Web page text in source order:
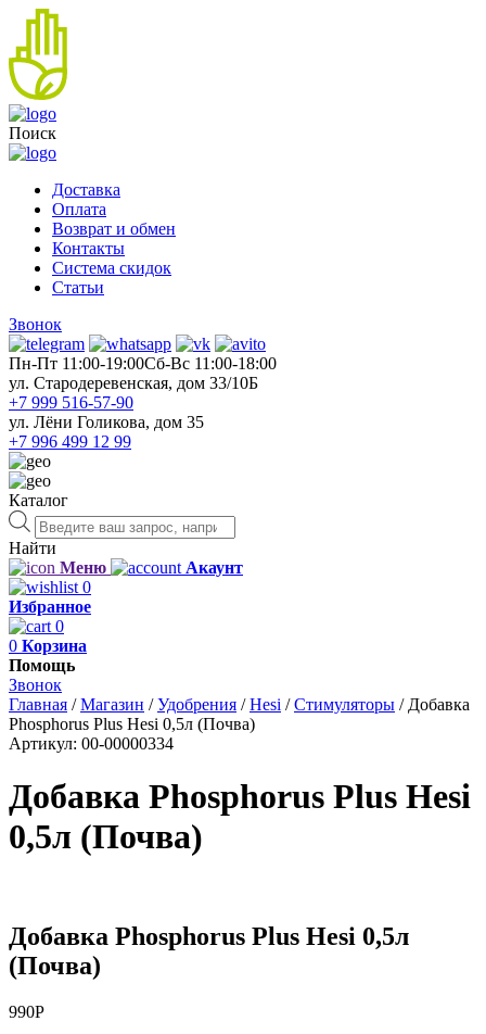
Поиск
Доставка
Оплата
Возврат и обмен
Контакты
Система скидок
Статьи
Звонок
Пн-Пт 11:00-19:00Cб-Вс 11:00-18:00
ул. Стародеревенская, дом 33/10Б
+7 999 516-57-90
ул. Лёни Голикова, дом 35
+7 996 499 12 99
Каталог
Поиск
товаров
Найти
Меню
Акаунт
0
Избранное
0
0 Корзина
Помощь
Звонок
Главная /Магазин /Удобрения /Hesi /Стимуляторы / Добавка
Phosphorus Plus Hesi 0,5л (Почва)
Артикул: 00-00000334
Добавка Phosphorus Plus Hesi
0,5л (Почва)
Добавка Phosphorus Plus Hesi 0,5л
(Почва)
990Р